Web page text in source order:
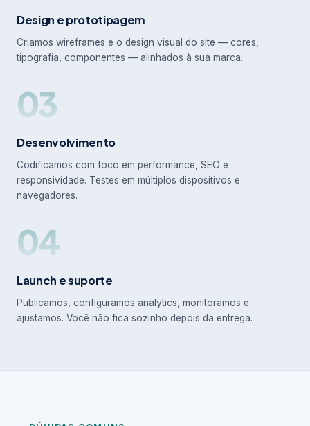
Design e prototipagem
Criamos wireframes e o design visual do site — cores,
tipografia, componentes — alinhados à sua marca.
03
Desenvolvimento
Codificamos com foco em performance, SEO e
responsividade. Testes em múltiplos dispositivos e
navegadores.
04
Launch e suporte
Publicamos, configuramos analytics, monitoramos e
ajustamos. Você não fica sozinho depois da entrega.